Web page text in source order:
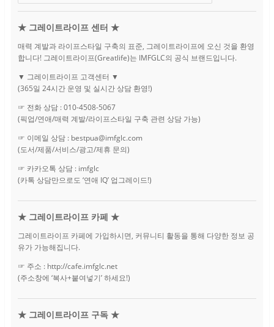
★ 그레이트라이프 센터 ★
매력 계발과 라이프스타일 구축의 표준, 그레이트라이프에 오신 것을 환영
합니다! 그레이트라이프(Greatlife)는 IMFGLC의 공식 브랜드입니다.
▼ 그레이트라이프 고객센터 ▼
(365일 24시간 운영 및 실시간 상담 환영!)
☞ 전화 상담 : 010-4508-5067
(픽업/연애/매력 계발/라이프스타일 구축 관련 상담 가능)
☞ 이메일 상담 : bestpua@imfglc.com
(도서/제품/서비스/광고/제휴 문의)
☞ 카카오톡 상담 : imfglc
(카톡 상담만으로도 ‘연애 IQ’ 업그레이드!)
★ 그레이트라이프 카페 ★
그레이트라이프 카페에 가입하시면, 커뮤니티 활동을 통해 다양한 정보 공
유가 가능해집니다.
☞ 주소 : http://cafe.imfglc.net
(주소창에 ‘복사+붙여넣기’ 하세요!)
★ 그레이트라이프 구독 ★